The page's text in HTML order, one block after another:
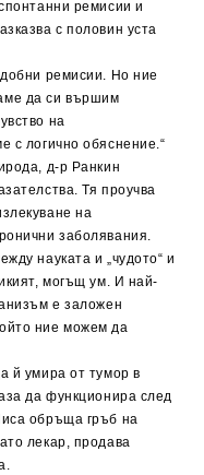
ремисии и
с половин уста
ремисии. Но ние
да си вършим
на
с логично обяснение.“
д-р Ранкин
Тя проучва
на
заболявания.
науката и „чудото“ и
могъщ ум. И най-
е заложен
ние можем да
й умира от тумор в
да функционира след
обръща гръб на
лекар, продава